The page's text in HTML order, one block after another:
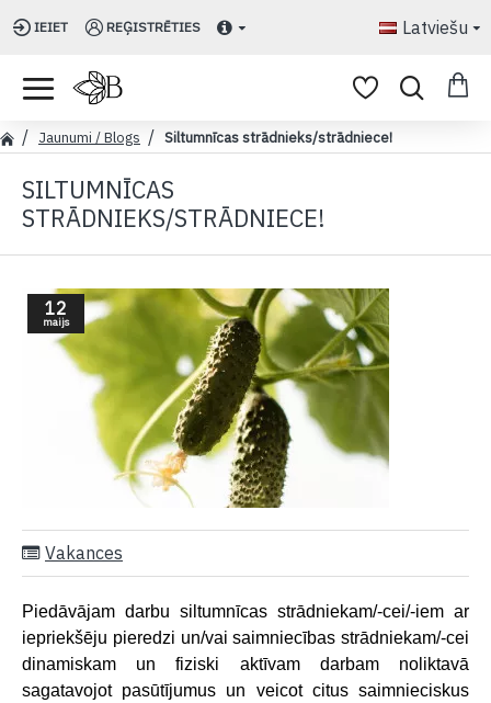
IEIET REĢISTRĒTIES Latviešu
Jaunumi / Blogs Siltumnīcas strādnieks/strādniece!
SILTUMNĪCAS
STRĀDNIEKS/STRĀDNIECE!
12
maijs
Vakances
Piedāvājam darbu siltumnīcas strādniekam/-cei/-iem ar
iepriekšēju pieredzi un/vai saimniecības strādniekam/-cei
dinamiskam un fiziski aktīvam darbam noliktavā
sagatavojot pasūtījumus un veicot citus saimnieciskus